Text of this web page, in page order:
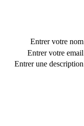
Entrer votre nom
Entrer votre email
Entrer une description